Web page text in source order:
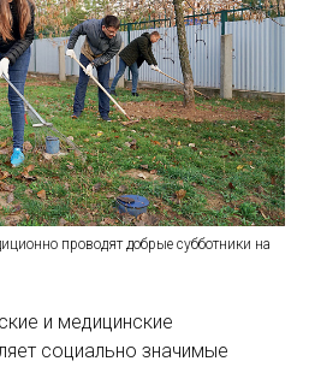
проводят добрые субботники на
и медицинские
социально значимые